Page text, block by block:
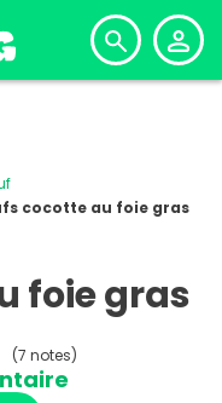
cocotte au foie gras
foie gras
(7 notes)